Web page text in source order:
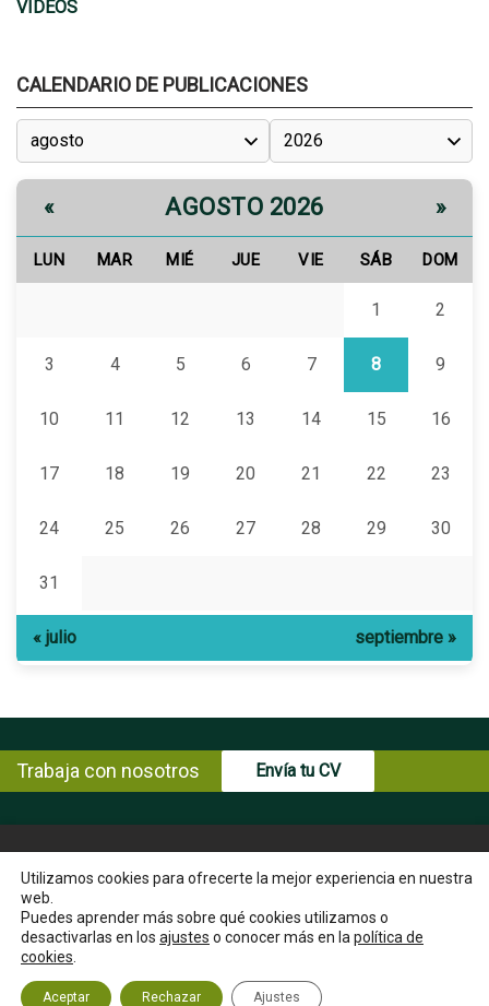
VIDEOS
CALENDARIO DE PUBLICACIONES
« AGOSTO 2026 »
LUN MAR MIÉ JUE VIE SÁB DOM
1 2
3 4 5 6 7 8 9
10 11 12 13 14 15 16
17 18 19 20 21 22 23
24 25 26 27 28 29 30
31
« julio septiembre »
Trabaja con nosotros Envía tu CV
© Copyright ENCE 2026 MAPA WEB
AVISO LEGAL
INSTRUCCIONES PARA EL EJERCICIO DE DERECHOS DEL
INTERESADO
Utilizamos cookies para ofrecerte la mejor experiencia en nuestra
web.
Puedes aprender más sobre qué cookies utilizamos o
desactivarlas en los ajustes o conocer más en la política de
cookies
Aceptar Rechazar Ajustes